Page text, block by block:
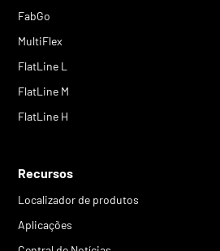
FabGo
MultiFlex
FlatLine L
FlatLine M
FlatLine H
Recursos
Localizador de produtos
Aplicações